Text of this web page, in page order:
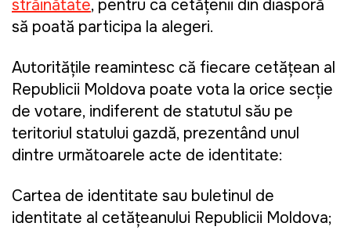
străinătate, pentru ca cetățenii din diasporă
să poată participa la alegeri.
Autoritățile reamintesc că fiecare cetățean al
Republicii Moldova poate vota la orice secție
de votare, indiferent de statutul său pe
teritoriul statului gazdă, prezentând unul
dintre următoarele acte de identitate:
Cartea de identitate sau buletinul de
identitate al cetățeanului Republicii Moldova;